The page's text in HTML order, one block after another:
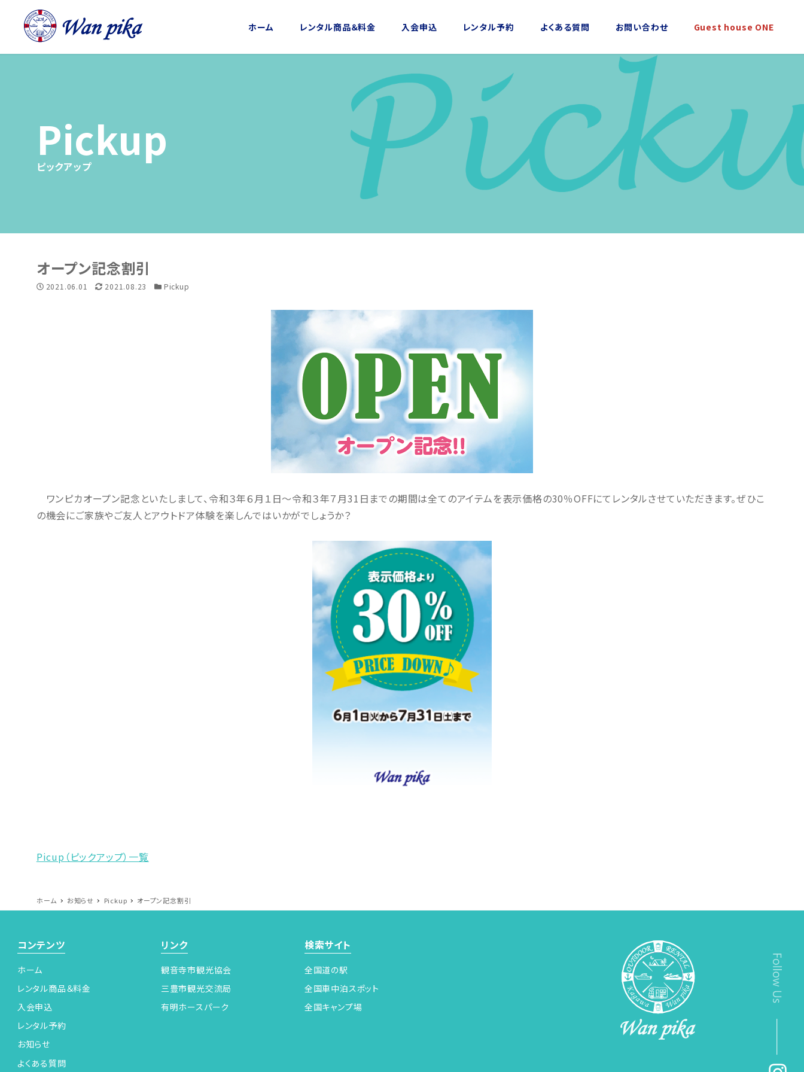
ホーム レンタル商品＆料金 入会申込 レンタル予約 よくある質問 お問い合わせ Guest house ONE
ピックアップ
オープン記念割引
投稿日
2021.06.01 更新日
2021.08.23 カテゴリー
Pickup
ワンピカオープン記念といたしまして、令和３年６月１日～令和３年７月31日までの期間は全てのアイテムを表示価格の30％OFFにてレンタルさせていただきます。ぜひこ
の機会にご家族やご友人とアウトドア体験を楽しんではいかがでしょうか？
Picup（ピックアップ）一覧
ホーム お知らせ Pickup オープン記念割引
コンテンツ
ホーム
レンタル商品＆料金
入会申込
レンタル予約
お知らせ
よくある質問
リンク
観音寺市観光協会
三豊市観光交流局
有明ホースパーク
検索サイト
全国道の駅
全国車中泊スポット
全国キャンプ場